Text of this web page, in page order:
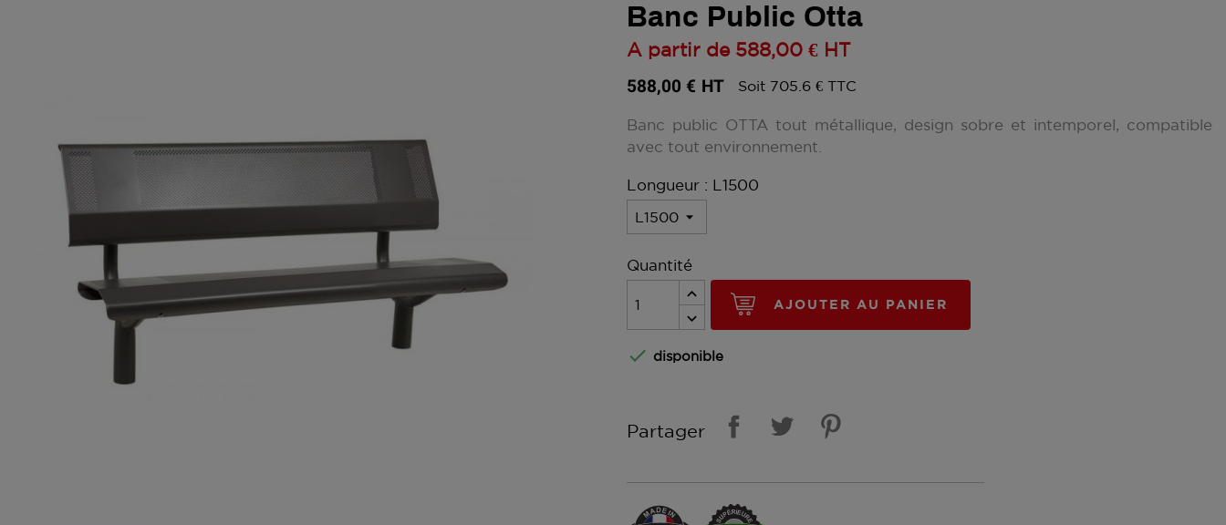
Banc Public Otta
A partir de 588,00 € HT
588,00 € HT Soit 705.6 € TTC
Banc public OTTA tout métallique, design sobre et intemporel, compatible
avec tout environnement.
Longueur : L1500
Quantité
AJOUTER AU PANIER
 disponible
Partager